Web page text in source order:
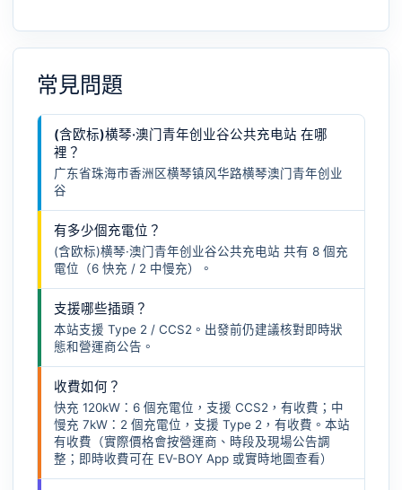
常見問題
(含欧标)横琴·澳门青年创业谷公共充电站 在哪
裡？
广东省珠海市香洲区横琴镇风华路横琴澳门青年创业
谷
有多少個充電位？
(含欧标)横琴·澳门青年创业谷公共充电站 共有 8 個充
電位（6 快充 / 2 中慢充）。
支援哪些插頭？
本站支援 Type 2 / CCS2。出發前仍建議核對即時狀
態和營運商公告。
收費如何？
快充 120kW：6 個充電位，支援 CCS2，有收費；中
慢充 7kW：2 個充電位，支援 Type 2，有收費。本站
有收費（實際價格會按營運商、時段及現場公告調
整；即時收費可在 EV-BOY App 或實時地圖查看）